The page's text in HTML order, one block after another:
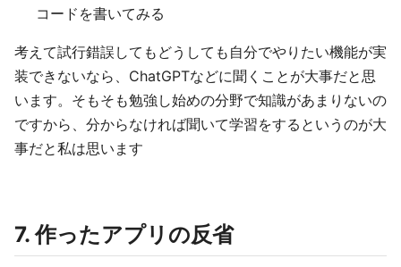
コードを書いてみる
考えて試行錯誤してもどうしても自分でやりたい機能が実
装できないなら、ChatGPTなどに聞くことが大事だと思
います。そもそも勉強し始めの分野で知識があまりないの
ですから、分からなければ聞いて学習をするというのが大
事だと私は思います
7. 作ったアプリの反省